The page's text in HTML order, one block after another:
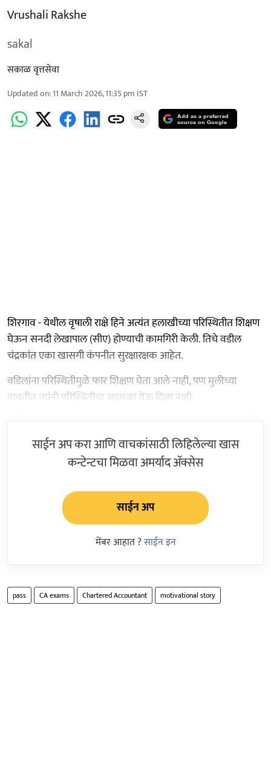
Vrushali Rakshe
sakal
सकाळ वृत्तसेवा
Updated on:11 March 2026, 11:35 pm IST
Add as a preferred
source on Google
शिरगाव - येथील वृषाली राक्षे हिने अत्यंत हलाखीच्या परिस्थितीत शिक्षण
घेऊन सनदी लेखापाल (सीए) होण्याची कामगिरी केली. तिचे वडील
चंद्रकांत एका खासगी कंपनीत सुरक्षारक्षक आहेत.
वडिलांना परिस्थितीमुळे फार शिक्षण घेता आले नाही, पण मुलीच्या
बाबतीत त्यांनी परिस्थितीचा अडथळा येऊ दिला नाही.
साईन अप करा आणि वाचकांसाठी लिहिलेल्या खास
कन्टेन्टचा मिळवा अमर्याद ॲक्सेस
साईन अप
मेंबर आहात ?साईन इन
pass CA exams Chartered Accountant motivational story